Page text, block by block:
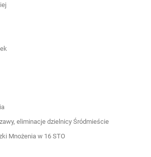
eliminacje dzielnicy Śródmieście
Mnożenia w 16 STO